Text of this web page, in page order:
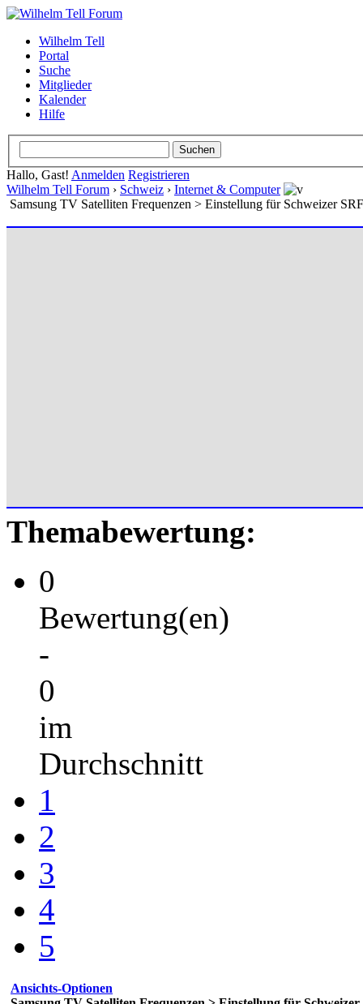
Wilhelm Tell
Portal
Suche
Mitglieder
Kalender
Hilfe
Hallo, Gast! Anmelden Registrieren
Wilhelm Tell Forum › Schweiz › Internet & Computer
Samsung TV Satelliten Frequenzen > Einstellung für Schweizer
Themabewertung:
0
Bewertung(en)
-
0
im
Durchschnitt
1
2
3
4
5
Ansichts-Optionen